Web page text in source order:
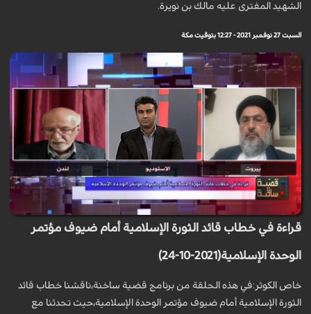
الشهيد المفترى عليه مالك بن نويرة.
السبت 27 نوفمبر 2021 - 12:27 بتوقيت مكة
قراءة في خطاب قائد الثورة الإسلامية أمام ضيوف مؤتمر
الوحدة الإسلامية(2021-10-24)
خاص الكوثر:في هذه الحلقة من برنامج قضية ساخنة،ناقشنا خطاب قائد
الثورة الإسلامية أمام ضيوف مؤتمر الوحدة الإسلامية،حيث تحدثنا مع